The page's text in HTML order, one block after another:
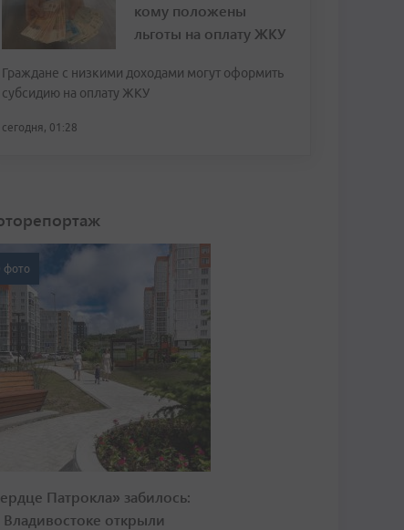
кому положены
льготы на оплату ЖКУ
Граждане с низкими доходами могут оформить
субсидию на оплату ЖКУ
сегодня, 01:28
фото
Патрокла» забилось:
Владивостоке открыли